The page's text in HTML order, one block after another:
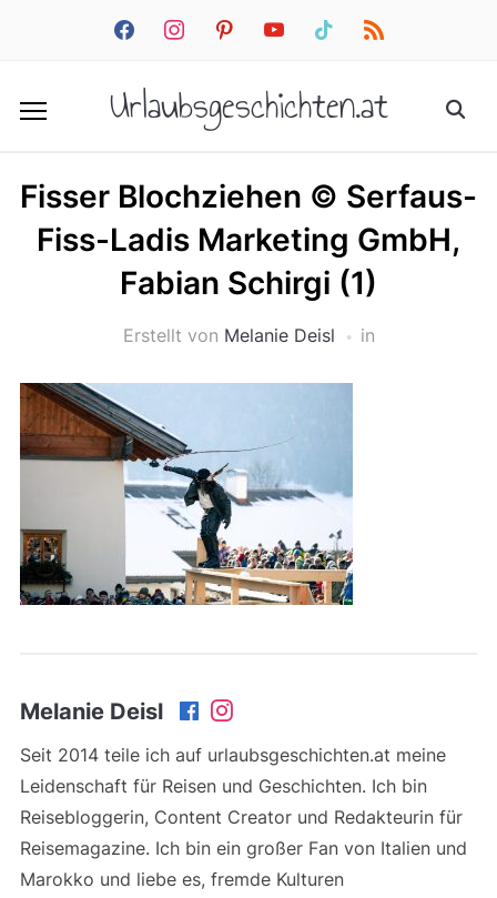
facebookinstagrampinterestyoutube tiktok rss
Urlaubsgeschichten.at
Fisser Blochziehen © Serfaus-
Fiss-Ladis Marketing GmbH,
Fabian Schirgi (1)
Erstellt von Melanie Deisl in
Melanie Deisl
Seit 2014 teile ich auf urlaubsgeschichten.at meine
Leidenschaft für Reisen und Geschichten. Ich bin
Reisebloggerin, Content Creator und Redakteurin für
Reisemagazine. Ich bin ein großer Fan von Italien und
Marokko und liebe es, fremde Kulturen